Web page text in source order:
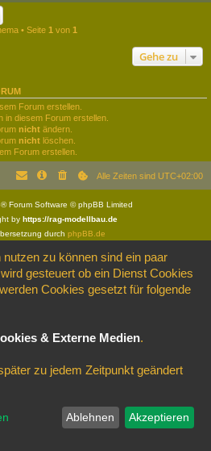
• Seite 1 von 1
Gehe zu
Forum erstellen.
in diesem Forum erstellen.
nicht ändern.
nicht löschen.
Forum erstellen.
Alle Zeiten sind UTC+02:00
® Forum Software © phpBB Limited
by https://rag-modellbau.de
durch phpBB.de
zu können sind ein paar
gesteuert ob ein Dienst Cookies
Cookies gesetzt für folgende
& Externe Medien.
zu jedem Zeitpunkt geändert
Ablehnen Akzeptieren